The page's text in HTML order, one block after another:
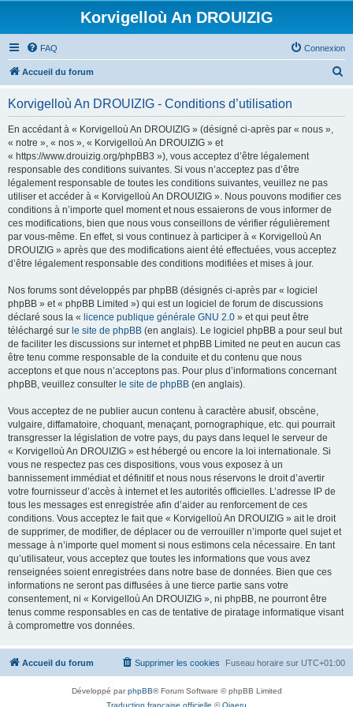
Korvigelloù An DROUIZIG
FAQ Connexion
Accueil du forum
Korvigelloù An DROUIZIG - Conditions d’utilisation
En accédant à « Korvigelloù An DROUIZIG » (désigné ci-après par « nous »,
« notre », « nos », « Korvigelloù An DROUIZIG » et
« https://www.drouizig.org/phpBB3 »), vous acceptez d’être légalement
responsable des conditions suivantes. Si vous n’acceptez pas d’être
légalement responsable de toutes les conditions suivantes, veuillez ne pas
utiliser et accéder à « Korvigelloù An DROUIZIG ». Nous pouvons modifier ces
conditions à n’importe quel moment et nous essaierons de vous informer de
ces modifications, bien que nous vous conseillons de vérifier régulièrement
par vous-même. En effet, si vous continuez à participer à « Korvigelloù An
DROUIZIG » après que des modifications aient été effectuées, vous acceptez
d’être légalement responsable des conditions modifiées et mises à jour.
Nos forums sont développés par phpBB (désignés ci-après par « logiciel
phpBB » et « phpBB Limited ») qui est un logiciel de forum de discussions
déclaré sous la « licence publique générale GNU 2.0 » et qui peut être
téléchargé sur le site de phpBB (en anglais). Le logiciel phpBB a pour seul but
de faciliter les discussions sur internet et phpBB Limited ne peut en aucun cas
être tenu comme responsable de la conduite et du contenu que nous
acceptons et que nous n’acceptons pas. Pour plus d’informations concernant
phpBB, veuillez consulter le site de phpBB (en anglais).
Vous acceptez de ne publier aucun contenu à caractère abusif, obscène,
vulgaire, diffamatoire, choquant, menaçant, pornographique, etc. qui pourrait
transgresser la législation de votre pays, du pays dans lequel le serveur de
« Korvigelloù An DROUIZIG » est hébergé ou encore la loi internationale. Si
vous ne respectez pas ces dispositions, vous vous exposez à un
bannissement immédiat et définitif et nous nous réservons le droit d’avertir
votre fournisseur d’accès à internet et les autorités officielles. L’adresse IP de
tous les messages est enregistrée afin d’aider au renforcement de ces
conditions. Vous acceptez le fait que « Korvigelloù An DROUIZIG » ait le droit
de supprimer, de modifier, de déplacer ou de verrouiller n’importe quel sujet et
message à n’importe quel moment si nous estimons cela nécessaire. En tant
qu’utilisateur, vous acceptez que toutes les informations que vous avez
renseignées soient enregistrées dans notre base de données. Bien que ces
informations ne seront pas diffusées à une tierce partie sans votre
consentement, ni « Korvigelloù An DROUIZIG », ni phpBB, ne pourront être
tenus comme responsables en cas de tentative de piratage informatique visant
à compromettre vos données.
Accueil du forum Fuseau horaire sur UTC+01:00
Supprimer les cookies
Développé parphpBB® Forum Software © phpBB Limited
Traduction française officielle ©Qiaeru